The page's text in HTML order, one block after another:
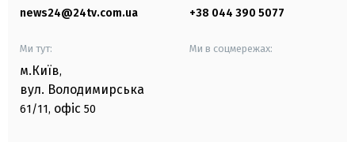
news24@24tv.com.ua +38 044 390 5077
Ми тут:
м.Київ,
вул. Володимирська
61/11, офіс 50
Ми в соцмережах: